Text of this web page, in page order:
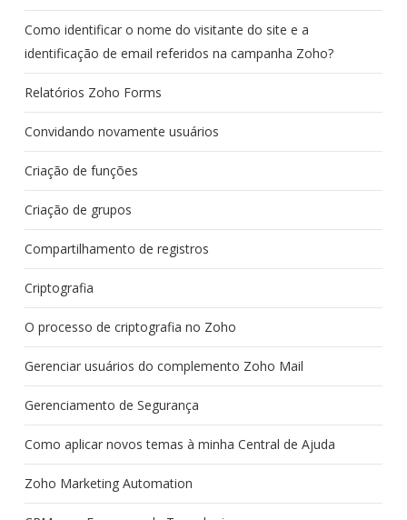
Como identificar o nome do visitante do site e a
identificação de email referidos na campanha Zoho?
Relatórios Zoho Forms
Convidando novamente usuários
Criação de funções
Criação de grupos
Compartilhamento de registros
Criptografia
O processo de criptografia no Zoho
Gerenciar usuários do complemento Zoho Mail
Gerenciamento de Segurança
Como aplicar novos temas à minha Central de Ajuda
Zoho Marketing Automation